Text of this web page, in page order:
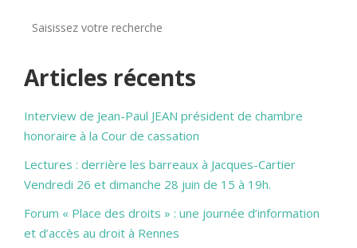
Articles récents
Interview de Jean-Paul JEAN président de chambre
honoraire à la Cour de cassation
Lectures : derrière les barreaux à Jacques-Cartier
Vendredi 26 et dimanche 28 juin de 15 à 19h.
Forum « Place des droits » : une journée d’information
et d’accès au droit à Rennes